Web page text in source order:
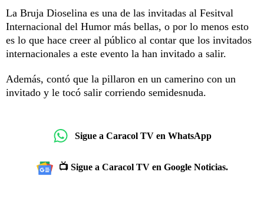
La Bruja Dioselina es una de las invitadas al Fesitval
Internacional del Humor más bellas, o por lo menos esto
es lo que hace creer al público al contar que los invitados
internacionales a este evento la han invitado a salir.
Además, contó que la pillaron en un camerino con un
invitado y le tocó salir corriendo semidesnuda.
Sigue a Caracol TV en WhatsApp
📺 Sigue a Caracol TV en Google Noticias.